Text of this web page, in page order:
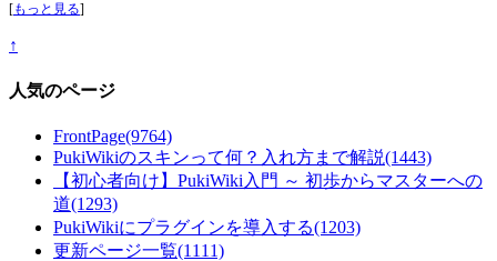
[もっと見る]
↑
人気のページ
FrontPage(9764)
PukiWikiのスキンって何？入れ方まで解説(1443)
【初心者向け】PukiWiki入門 ～ 初歩からマスターへの
道(1293)
PukiWikiにプラグインを導入する(1203)
更新ページ一覧(1111)